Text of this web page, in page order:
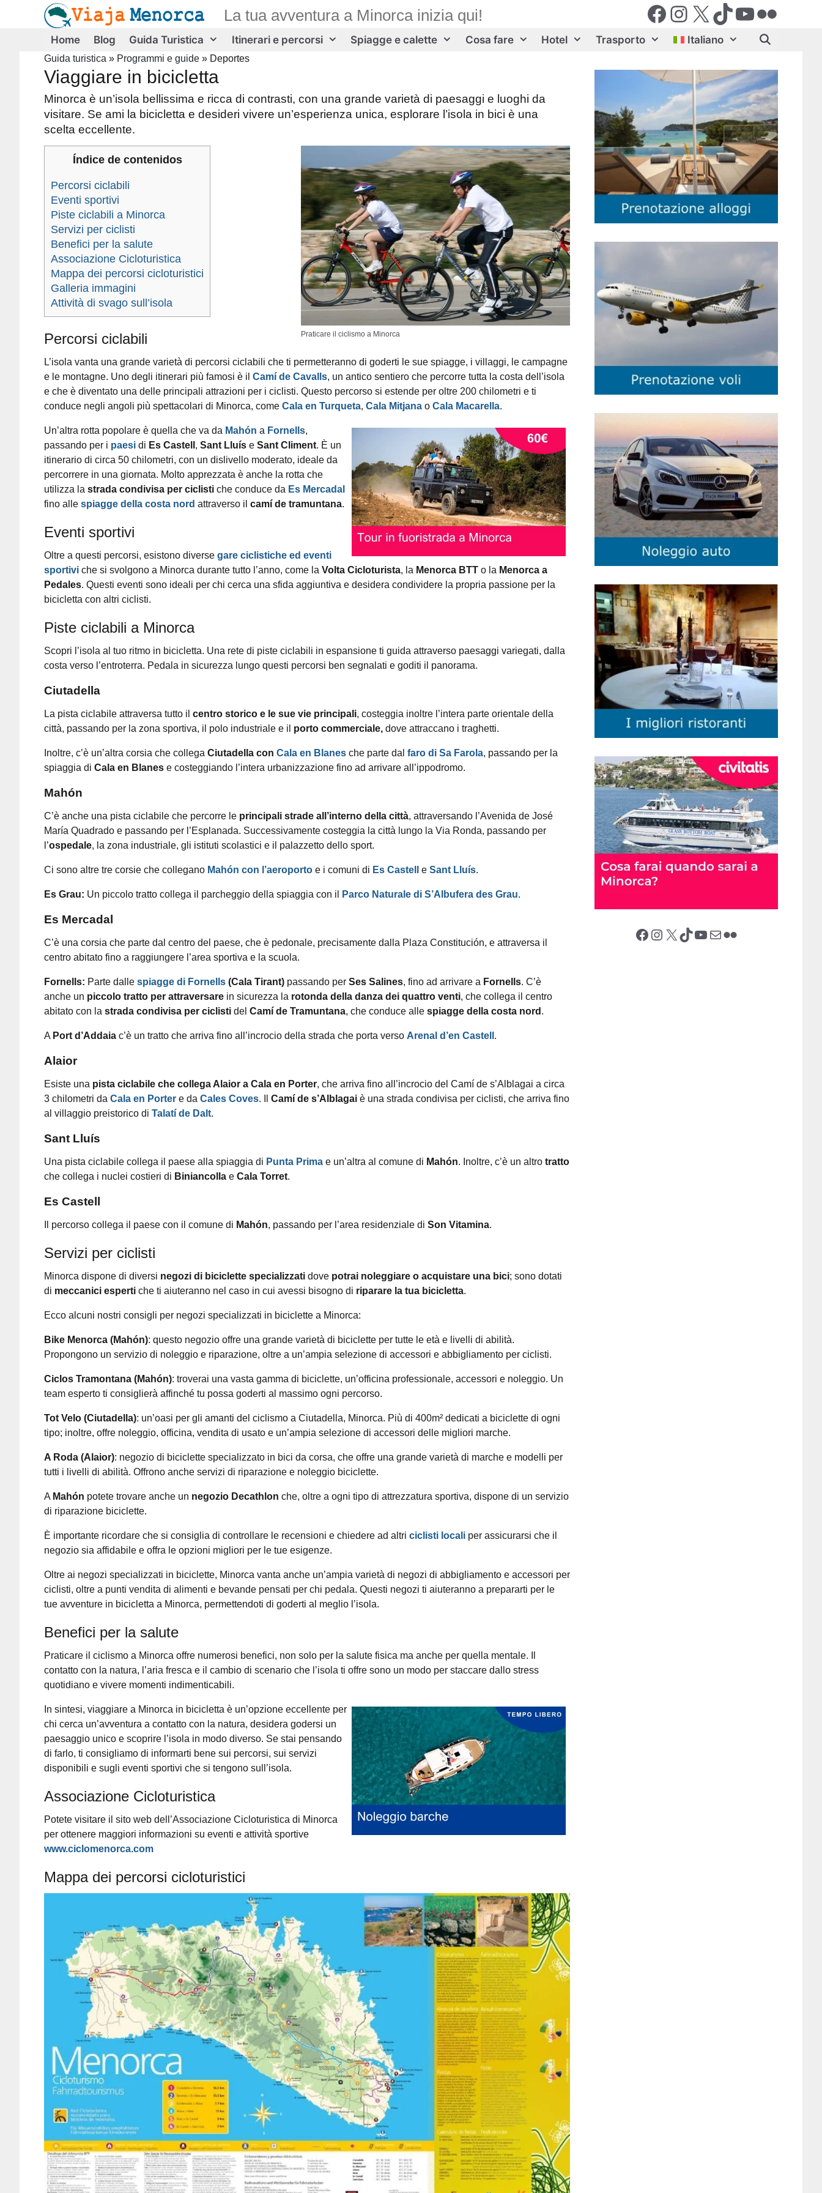
Facebook
Instagram
X (Twiter)
TikTok
YouTube
Flickr
La tua avventura a Minorca inizia qui!
Home Blog Guida Turistica Itinerari e percorsi Spiagge e calette Cosa fare Hotel Trasporto Italiano
Guida turistica » Programmi e guide » Deportes
Viaggiare in bicicletta
Minorca è un’isola bellissima e ricca di contrasti, con una grande varietà di paesaggi e luoghi da
visitare. Se ami la bicicletta e desideri vivere un’esperienza unica, esplorare l’isola in bici è una
scelta eccellente.
Praticare il ciclismo a Minorca
Índice de contenidos
Percorsi ciclabili
Eventi sportivi
Piste ciclabili a Minorca
Servizi per ciclisti
Benefici per la salute
Associazione Cicloturistica
Mappa dei percorsi cicloturistici
Galleria immagini
Attività di svago sull’isola
Percorsi ciclabili
L’isola vanta una grande varietà di percorsi ciclabili che ti permetteranno di goderti le sue spiagge, i villaggi, le campagne
e le montagne. Uno degli itinerari più famosi è il Camí de Cavalls, un antico sentiero che percorre tutta la costa dell’isola
e che è diventato una delle principali attrazioni per i ciclisti. Questo percorso si estende per oltre 200 chilometri e ti
conduce negli angoli più spettacolari di Minorca, come Cala en Turqueta, Cala Mitjana o Cala Macarella.
Un’altra rotta popolare è quella che va da Mahón a Fornells,
passando per i paesi di Es Castell , Sant Lluís e Sant Climent. È un
itinerario di circa 50 chilometri, con un dislivello moderato, ideale da
percorrere in una giornata. Molto apprezzata è anche la rotta che
utilizza la strada condivisa per ciclisti che conduce da Es Mercadal
fino alle spiagge della costa nord attraverso il camí de tramuntana.
Eventi sportivi
Oltre a questi percorsi, esistono diverse gare ciclistiche ed eventi
sportivi che si svolgono a Minorca durante tutto l’anno, come la Volta Cicloturista, la Menorca BTT o la Menorca a
Pedales. Questi eventi sono ideali per chi cerca una sfida aggiuntiva e desidera condividere la propria passione per la
bicicletta con altri ciclisti.
Piste ciclabili a Minorca
Scopri l’isola al tuo ritmo in bicicletta. Una rete di piste ciclabili in espansione ti guida attraverso paesaggi variegati, dalla
costa verso l’entroterra. Pedala in sicurezza lungo questi percorsi ben segnalati e goditi il panorama.
Ciutadella
La pista ciclabile attraversa tutto il centro storico e le sue vie principali, costeggia inoltre l’intera parte orientale della
città, passando per la zona sportiva, il polo industriale e il porto commerciale, dove attraccano i traghetti.
Inoltre, c’è un’altra corsia che collega Ciutadella con Cala en Blanes che parte dal faro di Sa Farola, passando per la
spiaggia di Cala en Blanes e costeggiando l’intera urbanizzazione fino ad arrivare all’ippodromo.
Mahón
C’è anche una pista ciclabile che percorre le principali strade all’interno della città, attraversando l’Avenida de José
María Quadrado e passando per l’Esplanada. Successivamente costeggia la città lungo la Via Ronda, passando per
l’ospedale, la zona industriale, gli istituti scolastici e il palazzetto dello sport.
Ci sono altre tre corsie che collegano Mahón con l’aeroporto e i comuni di Es Castell e Sant Lluís.
Es Grau: Un piccolo tratto collega il parcheggio della spiaggia con il Parco Naturale di S’Albufera des Grau.
Es Mercadal
C’è una corsia che parte dal centro del paese, che è pedonale, precisamente dalla Plaza Constitución, e attraversa il
centro abitato fino a raggiungere l’area sportiva e la scuola.
Fornells: Parte dalle spiagge di Fornells (Cala Tirant) passando per Ses Salines, fino ad arrivare a Fornells. C’è
anche un piccolo tratto per attraversare in sicurezza la rotonda della danza dei quattro venti, che collega il centro
abitato con la strada condivisa per ciclisti del Camí de Tramuntana, che conduce alle spiagge della costa nord .
A Port d’Addaia c’è un tratto che arriva fino all’incrocio della strada che porta verso Arenal d’en Castell .
Alaior
Esiste una pista ciclabile che collega Alaior a Cala en Porter, che arriva fino all’incrocio del Camí de s’Alblagai a circa
3 chilometri da Cala en Porter e da Cales Coves. Il Camí de s’Alblagai è una strada condivisa per ciclisti, che arriva fino
al villaggio preistorico di Talatí de Dalt.
Sant Lluís
Una pista ciclabile collega il paese alla spiaggia di Punta Prima e un’altra al comune di Mahón. Inoltre, c’è un altro tratto
che collega i nuclei costieri di Biniancolla e Cala Torret.
Es Castell
Il percorso collega il paese con il comune di Mahón, passando per l’area residenziale di Son Vitamina.
Servizi per ciclisti
Minorca dispone di diversi negozi di biciclette specializzati dove potrai noleggiare o acquistare una bici; sono dotati
di meccanici esperti che ti aiuteranno nel caso in cui avessi bisogno di riparare la tua bicicletta.
Ecco alcuni nostri consigli per negozi specializzati in biciclette a Minorca:
Bike Menorca (Mahón): questo negozio offre una grande varietà di biciclette per tutte le età e livelli di abilità.
Propongono un servizio di noleggio e riparazione, oltre a un’ampia selezione di accessori e abbigliamento per ciclisti.
Ciclos Tramontana (Mahón): troverai una vasta gamma di biciclette, un’officina professionale, accessori e noleggio. Un
team esperto ti consiglierà affinché tu possa goderti al massimo ogni percorso.
Tot Velo (Ciutadella): un’oasi per gli amanti del ciclismo a Ciutadella, Minorca. Più di 400m² dedicati a biciclette di ogni
tipo; inoltre, offre noleggio, officina, vendita di usato e un’ampia selezione di accessori delle migliori marche.
A Roda (Alaior): negozio di biciclette specializzato in bici da corsa, che offre una grande varietà di marche e modelli per
tutti i livelli di abilità. Offrono anche servizi di riparazione e noleggio biciclette.
A Mahón potete trovare anche un negozio Decathlon che, oltre a ogni tipo di attrezzatura sportiva, dispone di un servizio
di riparazione biciclette.
È importante ricordare che si consiglia di controllare le recensioni e chiedere ad altri ciclisti locali per assicurarsi che il
negozio sia affidabile e offra le opzioni migliori per le tue esigenze.
Oltre ai negozi specializzati in biciclette, Minorca vanta anche un’ampia varietà di negozi di abbigliamento e accessori per
ciclisti, oltre a punti vendita di alimenti e bevande pensati per chi pedala. Questi negozi ti aiuteranno a prepararti per le
tue avventure in bicicletta a Minorca, permettendoti di goderti al meglio l’isola.
Benefici per la salute
Praticare il ciclismo a Minorca offre numerosi benefici, non solo per la salute fisica ma anche per quella mentale. Il
contatto con la natura, l’aria fresca e il cambio di scenario che l’isola ti offre sono un modo per staccare dallo stress
quotidiano e vivere momenti indimenticabili.
In sintesi, viaggiare a Minorca in bicicletta è un’opzione eccellente per
chi cerca un’avventura a contatto con la natura, desidera godersi un
paesaggio unico e scoprire l’isola in modo diverso. Se stai pensando
di farlo, ti consigliamo di informarti bene sui percorsi, sui servizi
disponibili e sugli eventi sportivi che si tengono sull’isola.
Associazione Cicloturistica
Potete visitare il sito web dell’Associazione Cicloturistica di Minorca
per ottenere maggiori informazioni su eventi e attività sportive
www.ciclomenorca.com
Mappa dei percorsi cicloturistici
Facebook Instagram X (Twitter) TikTok YouTube Email Flickr